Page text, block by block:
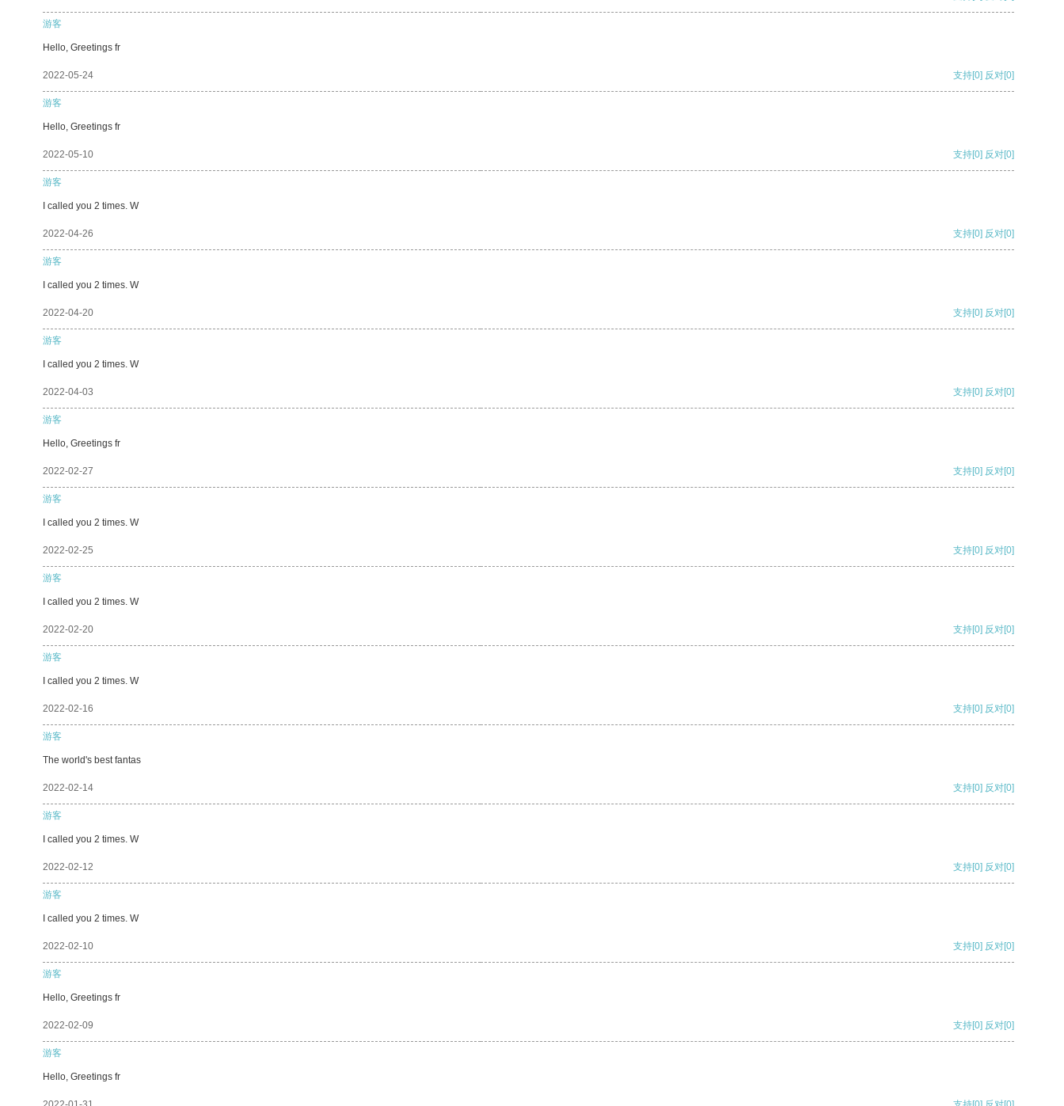
游客
Hello, Greetings fr
2022-05-24 支持[0] 反对[0]
游客
Hello, Greetings fr
2022-05-10 支持[0] 反对[0]
游客
I called you 2 times. W
2022-04-26 支持[0] 反对[0]
游客
I called you 2 times. W
2022-04-20 支持[0] 反对[0]
游客
I called you 2 times. W
2022-04-03 支持[0] 反对[0]
游客
Hello, Greetings fr
2022-02-27 支持[0] 反对[0]
游客
I called you 2 times. W
2022-02-25 支持[0] 反对[0]
游客
I called you 2 times. W
2022-02-20 支持[0] 反对[0]
游客
I called you 2 times. W
2022-02-16 支持[0] 反对[0]
游客
The world's best fantas
2022-02-14 支持[0] 反对[0]
游客
I called you 2 times. W
2022-02-12 支持[0] 反对[0]
游客
I called you 2 times. W
2022-02-10 支持[0] 反对[0]
游客
Hello, Greetings fr
2022-02-09 支持[0] 反对[0]
游客
Hello, Greetings fr